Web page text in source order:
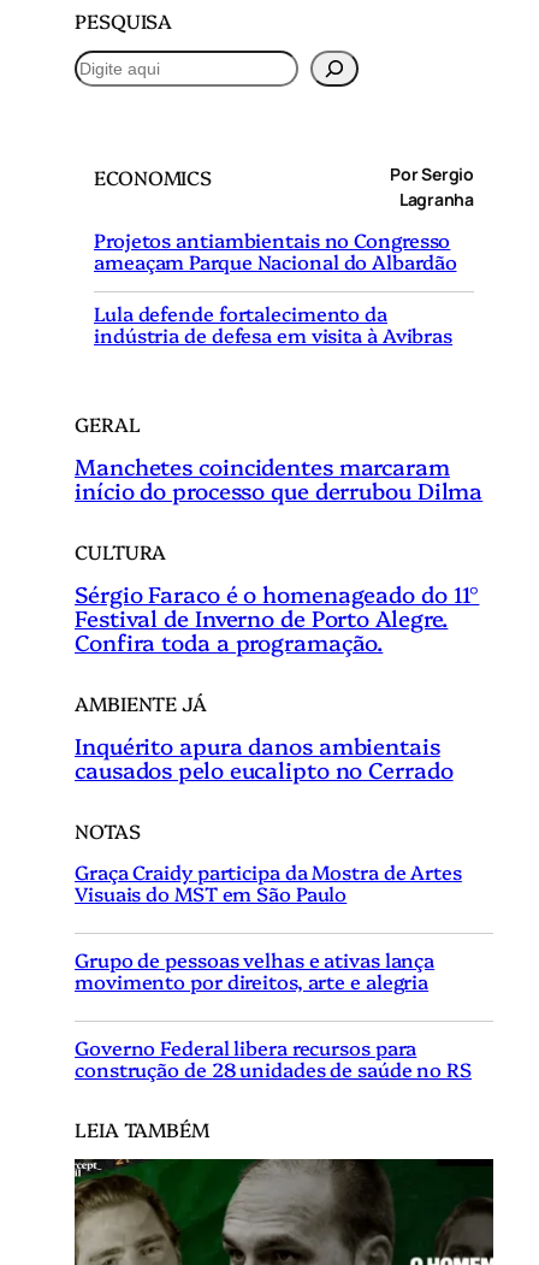
PESQUISA
P
e
ECONOMICS
Por Sergio
Lagranha
Projetos antiambientais no Congresso
ameaçam Parque Nacional do Albardão
Lula defende fortalecimento da
indústria de defesa em visita à Avibras
GERAL
Manchetes coincidentes marcaram
início do processo que derrubou Dilma
CULTURA
Sérgio Faraco é o homenageado do 11°
Festival de Inverno de Porto Alegre.
Confira toda a programação.
AMBIENTE JÁ
Inquérito apura danos ambientais
causados pelo eucalipto no Cerrado
NOTAS
Graça Craidy participa da Mostra de Artes
Visuais do MST em São Paulo
Grupo de pessoas velhas e ativas lança
movimento por direitos, arte e alegria
Governo Federal libera recursos para
construção de 28 unidades de saúde no RS
LEIA TAMBÉM